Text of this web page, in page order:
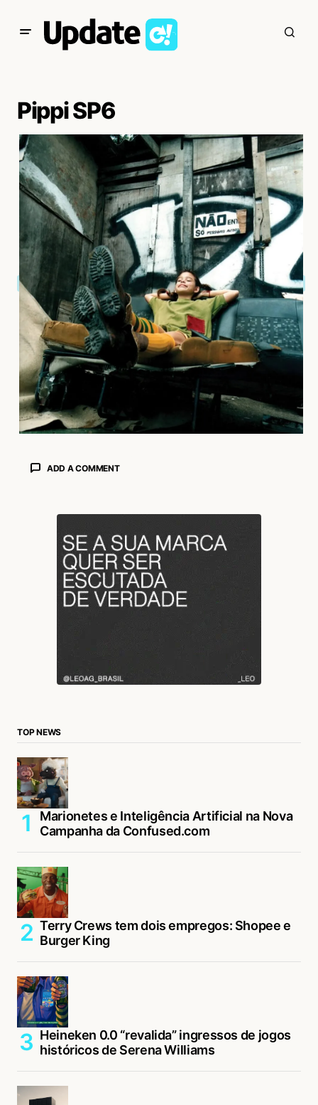
Pippi SP6
ADD A COMMENT
login
TOP NEWS
Marionetes e Inteligência Artificial na Nova
Campanha da Confused.com
Terry Crews tem dois empregos: Shopee e
Burger King
Heineken 0.0 “revalida” ingressos de jogos
históricos de Serena Williams